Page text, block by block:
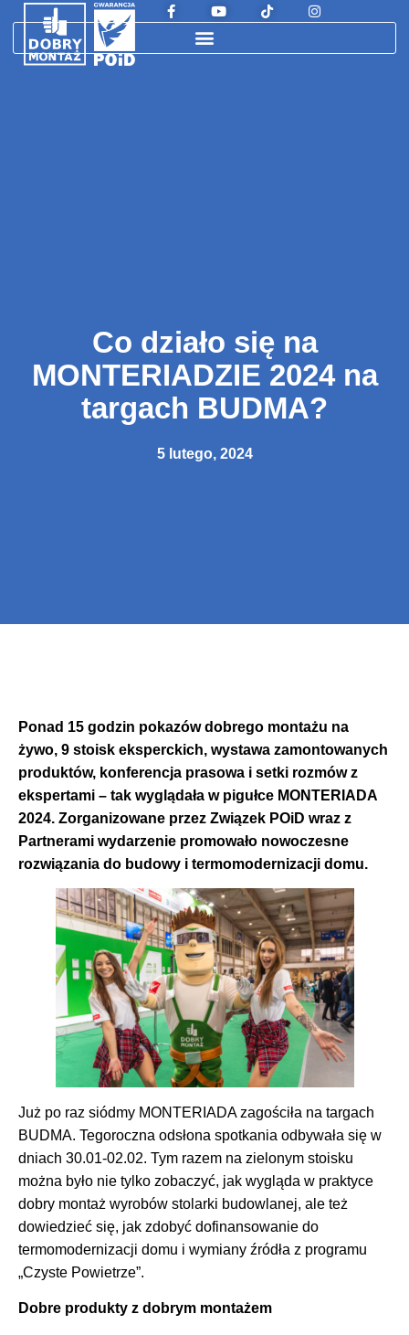
Co działo się na
MONTERIADZIE 2024 na
targach BUDMA?
5 lutego, 2024
Ponad 15 godzin pokazów dobrego montażu na
żywo, 9 stoisk eksperckich, wystawa zamontowanych
produktów, konferencja prasowa i setki rozmów z
ekspertami – tak wyglądała w pigułce MONTERIADA
2024. Zorganizowane przez Związek POiD wraz z
Partnerami wydarzenie promowało nowoczesne
rozwiązania do budowy i termomodernizacji domu.
Już po raz siódmy MONTERIADA zagościła na targach
BUDMA. Tegoroczna odsłona spotkania odbywała się w
dniach 30.01-02.02. Tym razem na zielonym stoisku
można było nie tylko zobaczyć, jak wygląda w praktyce
dobry montaż wyrobów stolarki budowlanej, ale też
dowiedzieć się, jak zdobyć dofinansowanie do
termomodernizacji domu i wymiany źródła z programu
„Czyste Powietrze”.
Dobre produkty z dobrym montażem